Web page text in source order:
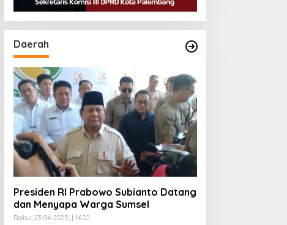
Daerah
Presiden RI Prabowo Subianto Datang
dan Menyapa Warga Sumsel
Rabu, 23-04-2025, | 16:22,